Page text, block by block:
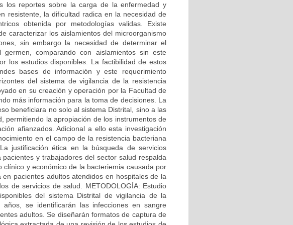
los reportes sobre la carga de la enfermedad y
resistente, la dificultad radica en la necesidad de
obtenida por metodologías validas. Existe
caracterizar los aislamientos del microorganismo
sin embargo la necesidad de determinar el
comparando con aislamientos sin este
los estudios disponibles. La factibilidad de estos
bases de información y este requerimiento
del sistema de vigilancia de la resistencia
en su creación y operación por la Facultad de
más información para la toma de decisiones. La
beneficiara no solo al sistema Distrital, sino a las
permitiendo la apropiación de los instrumentos de
afianzados. Adicional a ello esta investigación
en el campo de la resistencia bacteriana
justificación ética en la búsqueda de servicios
y trabajadores del sector salud respalda
y económico de la bacteriemia causada por
pacientes adultos atendidos en hospitales de la
de servicios de salud. METODOLOGÍA: Estudio
del sistema Distrital de vigilancia de la
se identificarán las infecciones en sangre
adultos. Se diseñarán formatos de captura de